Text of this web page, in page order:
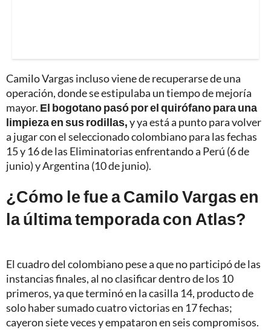
Camilo Vargas incluso viene de recuperarse de una
operación, donde se estipulaba un tiempo de mejoría
mayor. El bogotano pasó por el quirófano para una
limpieza en sus rodillas,y ya está a punto para volver
a jugar con el seleccionado colombiano para las fechas
15 y 16 de las Eliminatorias enfrentando a Perú (6 de
junio) y Argentina (10 de junio).
¿Cómo le fue a Camilo Vargas en
la última temporada con Atlas?
El cuadro del colombiano pese a que no participó de las
instancias finales, al no clasificar dentro de los 10
primeros, ya que terminó en la casilla 14, producto de
solo haber sumado cuatro victorias en 17 fechas;
cayeron siete veces y empataron en seis compromisos.